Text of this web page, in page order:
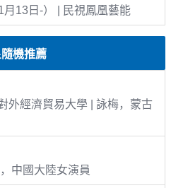
13日-） | 民視鳳凰藝能
機推薦
外經濟貿易大學 | 詠梅，蒙古
中國大陸女演員